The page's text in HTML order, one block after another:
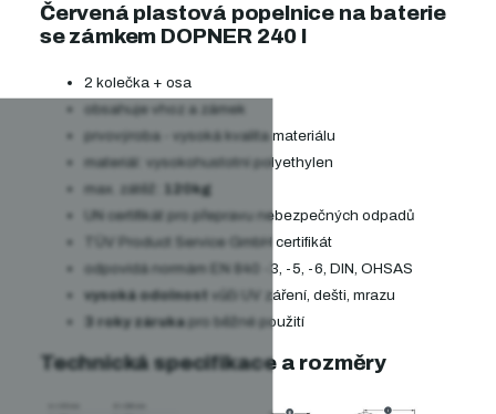
Červená plastová popelnice na baterie
se zámkem DOPNER 240 l
2 kolečka + osa
obsahuje vhoz a zámek
prvovýroba - vysoká kvalita materiálu
materiál: vysokohustotní polyethylen
max. zátěž:
120kg
UN certifikát pro přepravu nebezpečných odpadů
TÜV Product Service GmbH certifikát
odpovídá normám EN 840 -3, -5, -6, DIN, OHSAS
vysoká odolnost vůči UV záření, dešti, mrazu
3 roky zárukapro běžné použití
Technická specifikace a rozměry